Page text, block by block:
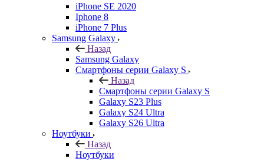
iPhone SE 2020
Iphone 8
iPhone 7 Plus
Samsung Galaxy
Назад
Samsung Galaxy
Смартфоны серии Galaxy S
Назад
Смартфоны серии Galaxy S
Galaxy S23 Plus
Galaxy S24 Ultra
Galaxy S26 Ultra
Ноутбуки
Назад
Ноутбуки